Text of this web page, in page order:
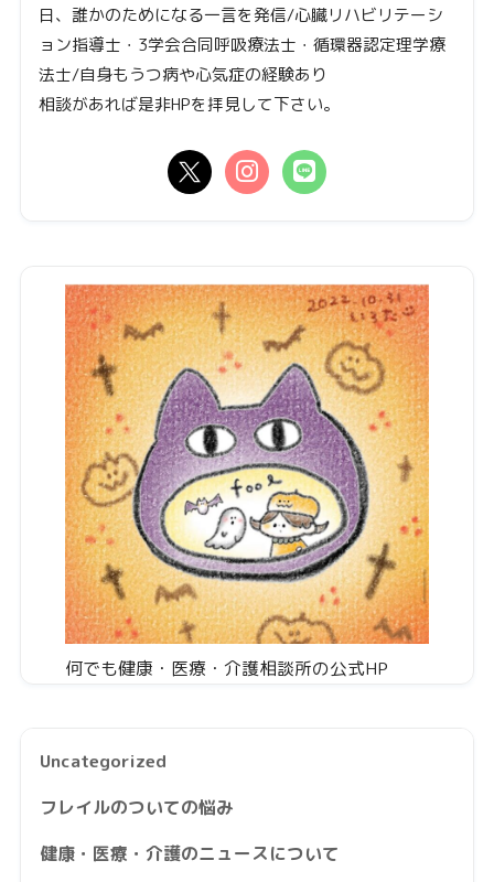
日、誰かのためになる一言を発信/心臓リハビリテーシ
ョン指導士・3学会合同呼吸療法士・循環器認定理学療
法士/自身もうつ病や心気症の経験あり
相談があれば是非HPを拝見して下さい。
何でも健康・医療・介護相談所の公式HP
Uncategorized
フレイルのついての悩み
健康・医療・介護のニュースについて